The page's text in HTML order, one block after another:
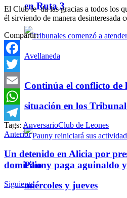
en Ruta 3
Continúa el conflicto de
situación en los
Pauny paga aguinaldo
miércoles y jueves
El Club le da las gracias a todos los
él sirviendo de manera desinteresada
Compartir:
Facebook
Twitter
Email
WhatsApp
Telegram
Tags: AnversarioClub de Leones
Anterior
Un detenido en Alicia por
domicilio
Siguiente